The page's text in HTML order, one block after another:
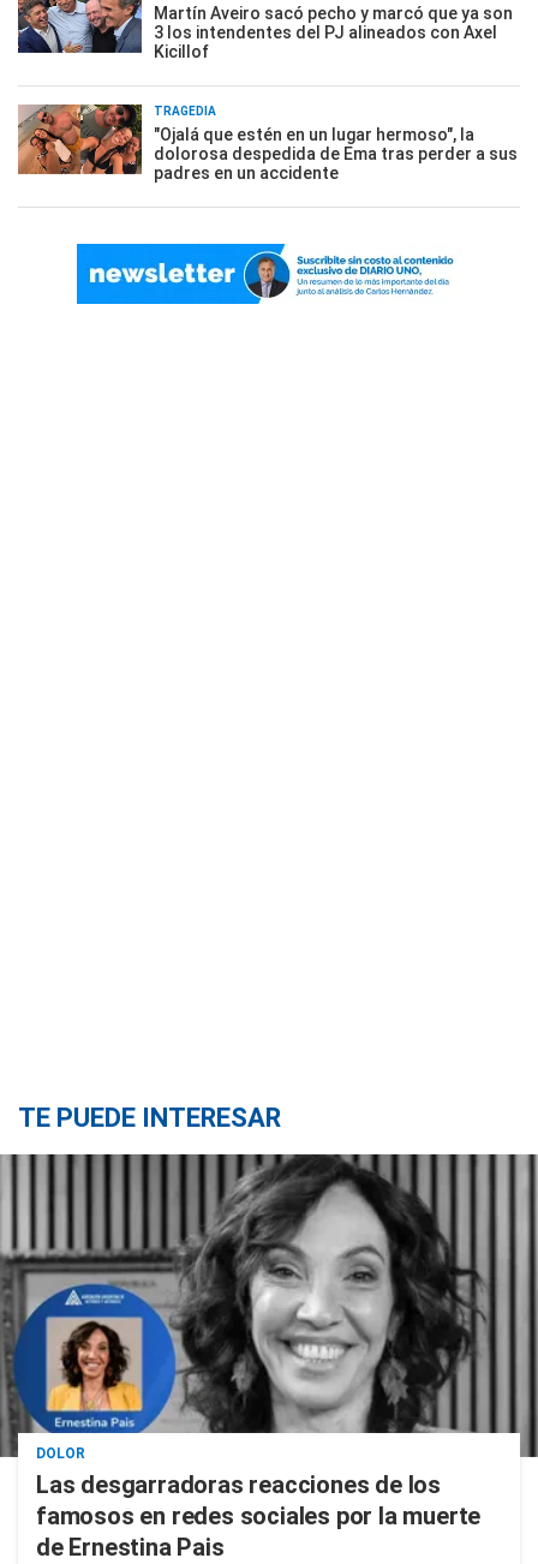
Martín Aveiro sacó pecho y marcó que ya son
3 los intendentes del PJ alineados con Axel
Kicillof
TRAGEDIA
"Ojalá que estén en un lugar hermoso", la
dolorosa despedida de Ema tras perder a sus
padres en un accidente
TE PUEDE INTERESAR
DOLOR
Las desgarradoras reacciones de los
famosos en redes sociales por la muerte
de Ernestina Pais